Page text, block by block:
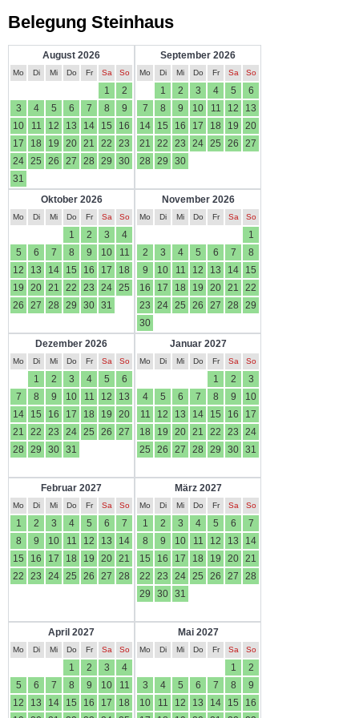
Belegung Steinhaus
August 2026
Mo Di Mi Do Fr Sa So
1
2
3
4 5 6 7 8
9
10
11 12 13 14 15
16
17
18 19 20 21 22
23
24 25 26 27 28 29
30
31
September 2026
Mo Di Mi Do Fr Sa So
1 2 3 4 5
6
7
8 9 10 11 12
13
14
15 16 17 18 19
20
21
22 23 24 25 26
27
28
29 30
Oktober 2026
Mo Di Mi Do Fr Sa So
1 2 3
4
5
6 7 8 9 10
11
12
13 14 15 16 17
18
19
20 21 22 23 24 25
26
27 28 29 30 31
November 2026
Mo Di Mi Do Fr Sa So
1
2
3 4 5 6 7
8
9
10 11 12 13 14
15
16
17 18 19 20 21
22
23
24 25 26 27 28
29
30
Dezember 2026
Mo Di Mi Do Fr Sa So
1 2 3 4 5
6
7
8 9 10 11 12
13
14
15 16 17 18 19
20
21
22 23 24 25 26
27
28
29 30 31
Januar 2027
Mo Di Mi Do Fr Sa So
1 2
3
4
5 6 7 8 9
10
11
12 13 14 15 16
17
18
19 20 21 22 23
24
25
26 27 28 29 30 31
Februar 2027
Mo Di Mi Do Fr Sa So
1 2 3 4 5 6
7
8
9 10 11 12 13
14
15
16 17 18 19 20 21
22
23 24 25 26 27 28
März 2027
Mo Di Mi Do Fr Sa So
1 2 3 4 5 6
7
8
9 10 11 12 13
14
15
16 17 18 19 20 21
22
23 24 25 26 27
28
29
30 31
April 2027
Mo Di Mi Do Fr Sa So
1 2 3
4
5
6 7 8 9 10
11
12
13 14 15 16 17
18
Mai 2027
Mo Di Mi Do Fr Sa So
1
2
3
4 5 6 7 8
9
10
11 12 13 14 15
16